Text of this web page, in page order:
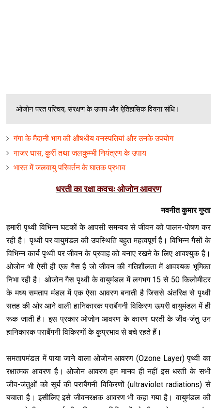
ओजोन परत परिचय, संरक्षण के उपाय और ऐतिहासिक वियना संधि।
गंगा के मैदानी भाग की औषधीय वनस्पतियां और उनके उपयोग
गाजर घास, कुर्री तथा जलकुम्भी नियंत्रण के उपाय
भारत में जलवायु परिवर्तन के घातक प्रभाव
धरती का रक्षा कवचः ओजोन आवरण
नवनीत कुमार गुप्ता
हमारी पृथ्वी विभिन्न घटकों के आपसी समन्वय से जीवन को पालन-पोषण कर
रही है। पृथ्वी पर वायुमंडल की उपस्थिति बहुत महत्वपूर्ण है। विभिन्न गैसों के
विभिन्न कार्य पृथ्वी पर जीवन के प्रवाह को बनाए रखने के लिए आवश्युक है।
ओजोन भी ऐसी ही एक गैस है जो जीवन की गतिशीलता में आवश्यक भूमिका
निभा रही है। ओजोन गैस पृथ्वी के वायुमंडल में लगभग 15 से 50 किलोमीटर
के मध्य समताप मंडल में एक ऐसा आवरण बनाती है जिससे अंतरिक्ष से पृथ्वी
सतह की ओर आने वाली हानिकारक पराबैंगनी विकिरण ऊपरी वायुमंडल में ही
रूक जाती है। इस प्रकार ओजोन आवरण के कारण धरती के जीव-जंतु उन
हानिकारक पराबैंगनी विकिरणों के कुप्रभाव से बचे रहते हैं।
समतापमंडल में पाया जाने वाला ओजोन आवरण (Ozone Layer) पृथ्वी का
रक्षात्मक आवरण है। ओजोन आवरण हम मानव ही नहीं इस धरती के सभी
जीव-जंतुओं को सूर्य की पराबैंगनी विकिरणों (ultraviolet radiations) से
बचाता है। इसीलिए इसे जीवनरक्षक आवरण भी कहा गया है। वायुमंडल की